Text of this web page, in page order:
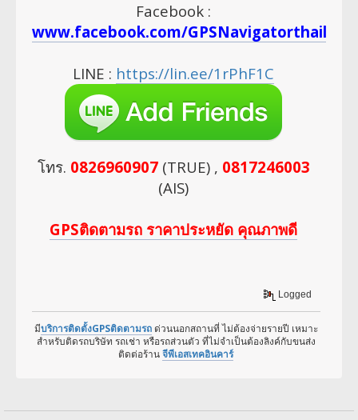
Facebook :
www.facebook.com/
LINE : https://lin.ee/1rPhF1C
โทร. 0826960907(TRUE) , 0817246003
(AIS)
GPSติดตามรถ ราคาประหยัด คุณภาพดี
Logged
มีบริการติดตั้งGPSติดตามรถด่วนนอกสถานที่ ไม่ต้องจ่ายรายปี เหมาะ
สำหรับติดรถบริษัท รถเช่า หรือรถส่วนตัว ที่ไม่จำเป็นต้องลิงค์กับขนส่ง
ติดต่อร้านจีพีเอสเทคอินคาร์